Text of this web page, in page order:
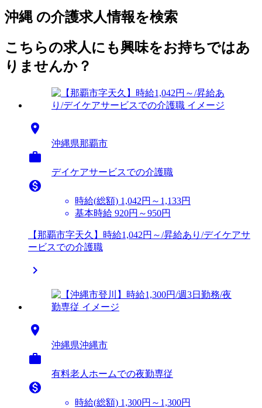
沖縄 の介護求人情報を検索
こちらの求人にも興味をお持ちではあ
りませんか？

沖縄県那覇市

デイケアサービスでの介護職

時給(総額) 1,042円～1,133円
基本時給 920円～950円
【那覇市字天久】時給1,042円～/昇給あり/デイケアサ
ービスでの介護職


沖縄県沖縄市

有料老人ホームでの夜勤専従

時給(総額) 1,300円～1,300円